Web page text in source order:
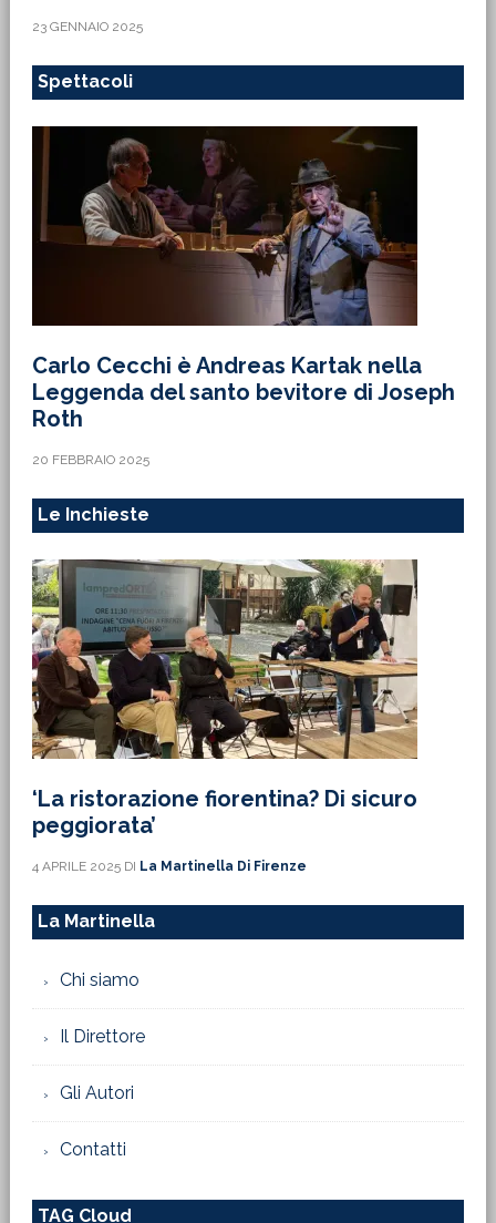
23 GENNAIO 2025
Spettacoli
Carlo Cecchi è Andreas Kartak nella
Leggenda del santo bevitore di Joseph
Roth
20 FEBBRAIO 2025
Le Inchieste
‘La ristorazione fiorentina? Di sicuro
peggiorata’
4 APRILE 2025DI La Martinella Di Firenze
La Martinella
Chi siamo
Il Direttore
Gli Autori
Contatti
TAG Cloud